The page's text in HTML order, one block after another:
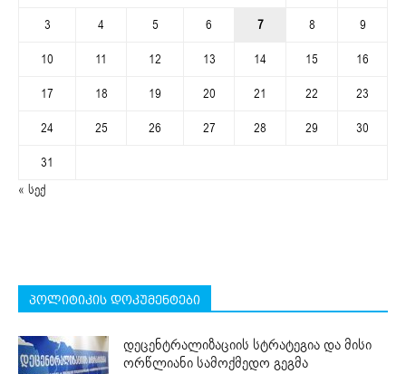
3
4 5 6 7 8
9
10
11 12 13 14 15
16
17
18 19 20 21 22
23
24
25 26 27 28 29
30
31
« სექ
პოლიტიკის დოკუმენტები
დეცენტრალიზაციის სტრატეგია და მისი
ორწლიანი სამოქმედო გეგმა